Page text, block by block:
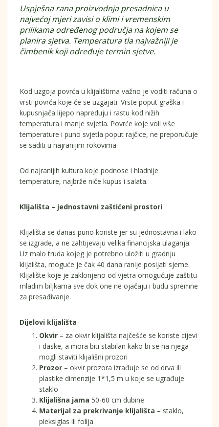
Uspješna rana proizvodnja presadnica u
najvećoj mjeri zavisi o klimi i vremenskim
prilikama određenog područja na kojem se
planira sjetva. Temperatura tla najvažniji je
čimbenik koji određuje termin sjetve.
Kod uzgoja povrća u klijalištima važno je voditi računa o
vrsti povrća koje će se uzgajati. Vrste poput graška i
kupusnjača lijepo napreduju i rastu kod nižih
temperatura i manje svjetla. Povrće koje voli više
temperature i puno svjetla poput rajčice, ne preporučuje
se saditi u najranijim rokovima.
Od najranijih kultura koje podnose i hladnije
temperature, najbrže niče kupus i salata.
Klijališta – jednostavni zaštićeni prostori
Klijališta se danas puno koriste jer su jednostavna i lako
se izgrade, a ne zahtijevaju velika financijska ulaganja.
Uz malo truda kojeg je potrebno uložiti u gradnju
klijališta, moguće je čak 40 dana ranije posijati sjeme.
Klijalište koje je zaklonjeno od vjetra omogućuje zaštitu
mladim biljkama sve dok one ne ojačaju i budu spremne
za presađivanje.
Dijelovi klijališta
Okvir – za okvir klijališta najčešće se koriste cijevi
i daske, a mora biti stabilan kako bi se na njega
mogli staviti klijališni prozori
Prozor – okvir prozora izrađuje se od drva ili
plastike dimenzije 1*1,5 m u koje se ugrađuje
staklo
Klijališna jama 50-60 cm dubine
Materijal za prekrivanje klijališta – staklo,
pleksiglas ili folija